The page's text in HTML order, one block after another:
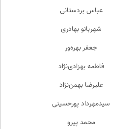
عباس بردستانی
شهربانو بهادری
جعفر بهره‌ور
فاطمه بهزادی‌نژاد
علیرضا بهمن‌نژاد
سیدمهرداد پورحسینی
محمد پیرو